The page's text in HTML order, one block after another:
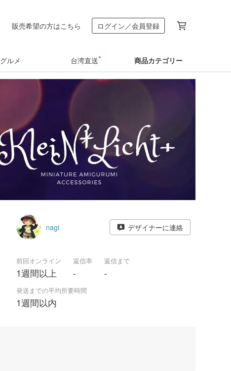
販売希望の方はこちら ログイン／会員登録
グルメ 台湾直送 商品カテゴリー
nagi デザイナーに連絡
前回オンライン
1週間以上
返信率
-
返信まで
-
発送までの平均所要時間
1週間以内